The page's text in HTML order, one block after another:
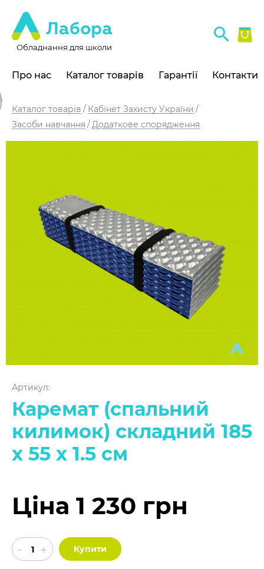
Обладнання для школи
Про нас Каталог товарів Гарантії Контакти
Каталог товарів
Кабінет Захисту України
Засоби навчання
Додаткове спорядження
Артикул:
Каремат (спальний
килимок) складний 185
х 55 х 1.5 см
Ціна 1 230 грн
Купити